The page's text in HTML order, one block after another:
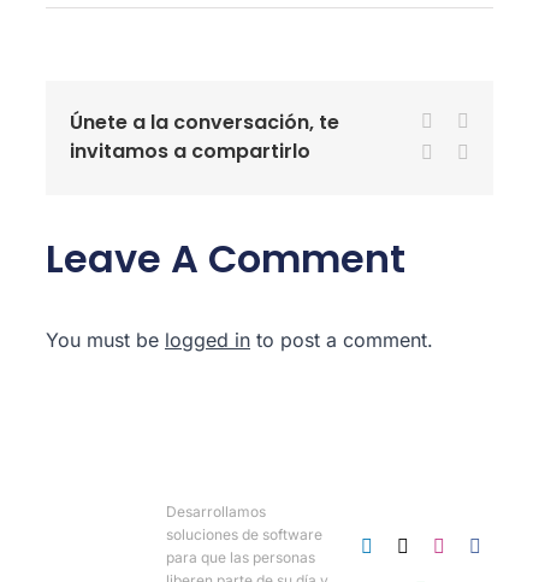
Únete a la conversación, te
invitamos a compartirlo
Facebook
LinkedIn
Leave A Comment
You must be logged in to post a comment.
Desarrollamos
soluciones de software
para que las personas